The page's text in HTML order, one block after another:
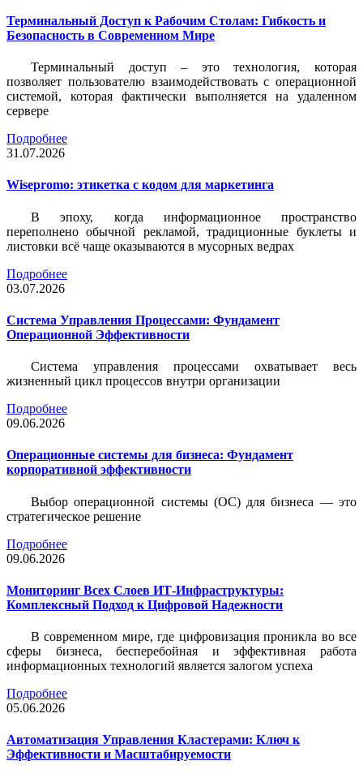
Терминальный Доступ к Рабочим Столам: Гибкость и
Безопасность в Современном Мире
Терминальный доступ – это технология, которая
позволяет пользователю взаимодействовать с операционной
системой, которая фактически выполняется на удаленном
сервере
Подробнее
31.07.2026
Wisepromo: этикетка c кодом для маркетинга
В эпоху, когда информационное пространство
переполнено обычной рекламой, традиционные буклеты и
листовки всё чаще оказываются в мусорных ведрах
Подробнее
03.07.2026
Система Управления Процессами: Фундамент
Операционной Эффективности
Система управления процессами охватывает весь
жизненный цикл процессов внутри организации
Подробнее
09.06.2026
Операционные системы для бизнеса: Фундамент
корпоративной эффективности
Выбор операционной системы (ОС) для бизнеса — это
стратегическое решение
Подробнее
09.06.2026
Мониторинг Всех Слоев ИТ-Инфраструктуры:
Комплексный Подход к Цифровой Надежности
В современном мире, где цифровизация проникла во все
сферы бизнеса, бесперебойная и эффективная работа
информационных технологий является залогом успеха
Подробнее
05.06.2026
Автоматизация Управления Кластерами: Ключ к
Эффективности и Масштабируемости